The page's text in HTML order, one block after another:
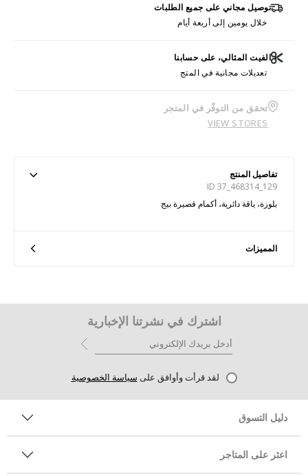
توصيل مجاني على جميع الطلبات
خلال يومين إلى أربعة أيام
الفيت المثالي، على حسابنا
تعديلات مجانية في المتج
تحقق من التوفّر في المتجر
VIEW STORES
تفاصيل المنتج
ID 37_468314_129
بلوزة، ياقة دائرية، أكمام قصيرة بيج
المميزات
اشترك في نشرتنا الإخبارية
لقد قرأت وأوافق على سياسة الخصوصية
دليل التسوق
اعثر على المتاجر